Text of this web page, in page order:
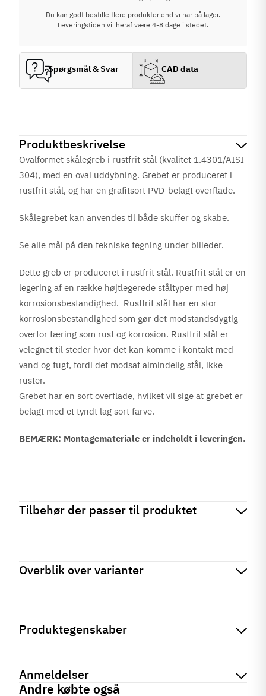
Produktbeskrivelse
Ovalformet skålegreb i rustfrit stål (kvalitet 1.4301/AISI
304), med en oval uddybning. Grebet er produceret i
rustfrit stål, og har en grafitsort PVD-belagt overflade.
Skålegrebet kan anvendes til både skuffer og skabe.
Se alle mål på den tekniske tegning under billeder.
Dette greb er produceret i rustfrit stål. Rustfrit stål er en
legering af en række højtlegerede ståltyper med høj
korrosionsbestandighed. Rustfrit stål har en stor
korrosionsbestandighed som gør det modstandsdygtig
overfor tæring som rust og korrosion. Rustfrit stål er
velegnet til steder hvor det kan komme i kontakt med
vand og fugt, fordi det modsat almindelig stål, ikke
ruster.
Grebet har en sort overflade, hvilket vil sige at grebet er
belagt med et tyndt lag sort farve.
BEMÆRK: Montagemateriale er indeholdt i leveringen.
Tilbehør der passer til produktet
Overblik over varianter
Produktegenskaber
På lager1 Enhed
Anmeldelser
Du kan godt bestille flere produkter end vi har på lager.
Leveringstiden vil heraf være 4-8 dage i stedet.
Spørgsmål & Svar CAD data
Andre købte også